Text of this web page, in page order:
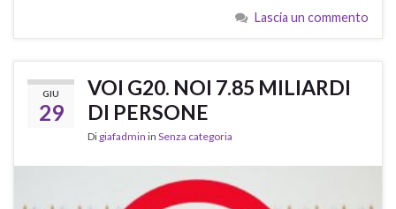
Lascia un commento
GIU
29
VOI G20. NOI 7.85 MILIARDI
DI PERSONE
Di giafadmin in Senza categoria